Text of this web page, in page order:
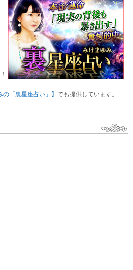
「裏星座占い」】 でも提供しています。